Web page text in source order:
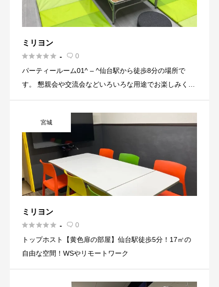
ミリヨン
 -  0
パーティールーム01^ – ^仙台駅から徒歩8分の場所で
す。 懇親会や交流会などいろいろな用途でお楽しみくだ
宮城
ミリヨン
 -  0
トップホスト【黄色扉の部屋】仙台駅徒歩5分！17㎡の
自由な空間！WSやリモートワーク